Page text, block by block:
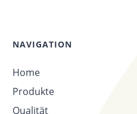
NAVIGATION
Home
Produkte
Qualität